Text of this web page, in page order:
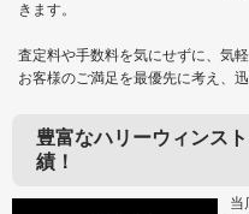
きます。
査定料や手数料を気にせずに、気
お客様のご満足を最優先に考え、
豊富なハリーウィンス
績！
当